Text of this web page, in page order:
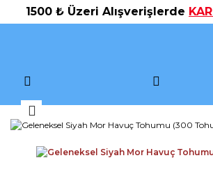
1500 ₺ Üzeri Alışverişlerde